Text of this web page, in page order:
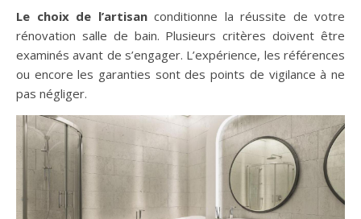
Le choix de l’artisanconditionne la réussite de votre
rénovation salle de bain. Plusieurs critères doivent être
examinés avant de s’engager. L’expérience, les références
ou encore les garanties sont des points de vigilance à ne
pas négliger.